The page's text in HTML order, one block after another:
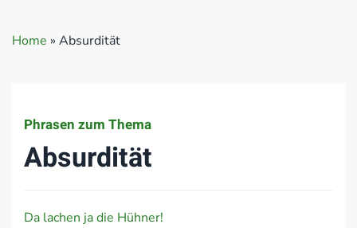
Home » Absurdität
Phrasen zum Thema
Absurdität
Da lachen ja die Hühner!